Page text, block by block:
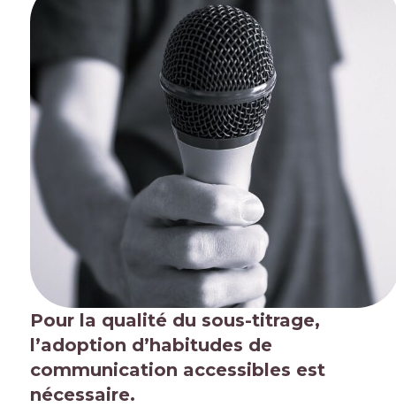
Pour la qualité du sous-titrage,
l’adoption d’habitudes de
communication accessibles est
nécessaire.